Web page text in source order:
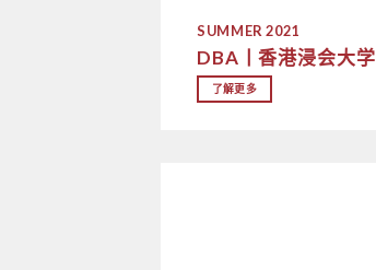
SUMMER 2021
DBA丨香港浸会大学
了解更多